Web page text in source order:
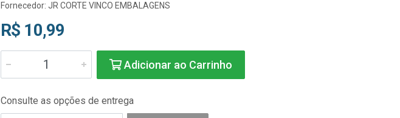
Fornecedor: JR CORTE VINCO EMBALAGENS
R$ 10,99
Adicionar ao Carrinho
Consulte as opções de entrega